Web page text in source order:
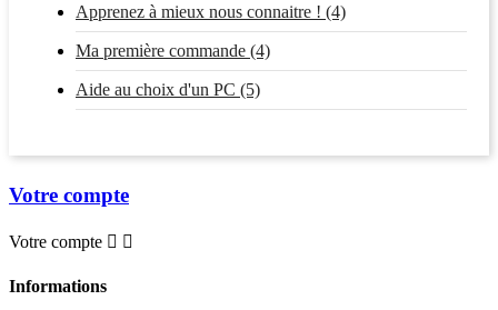
Apprenez à mieux nous connaitre ! (4)
Ma première commande (4)
Aide au choix d'un PC (5)
Votre compte
Votre compte  
Informations